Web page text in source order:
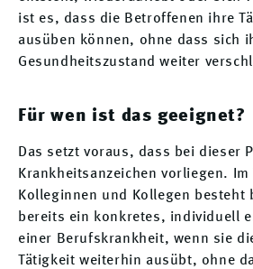
ist es, dass die Betroffenen ihre
ausüben können, ohne dass sich
Gesundheitszustand weiter
Für wen ist das geeignet?
Das setzt voraus, dass bei dieser
Krankheitsanzeichen vorliegen.
Kolleginnen und Kollegen besteht
bereits ein konkretes, individuell
einer Berufskrankheit, wenn sie
Tätigkeit weiterhin ausübt, ohne